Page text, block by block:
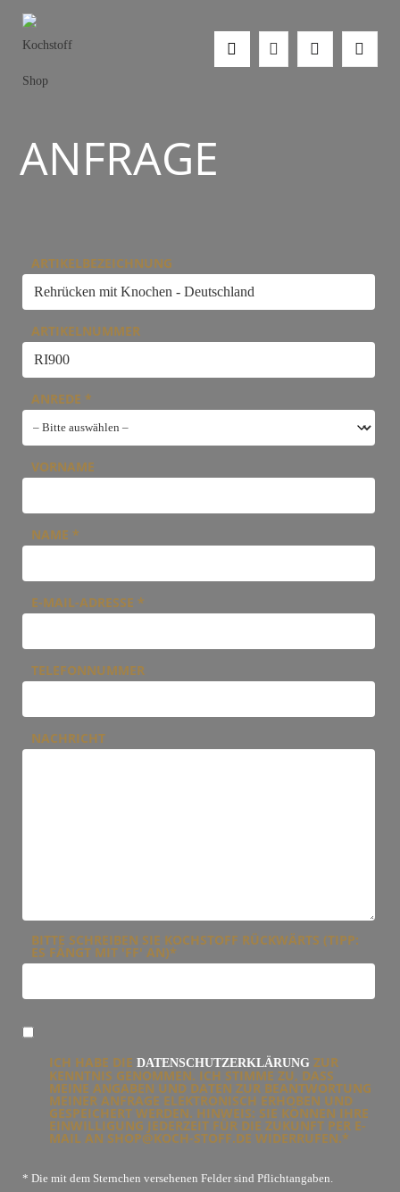
ANFRAGE
ARTIKELBEZEICHNUNG
ARTIKELNUMMER
ANREDE *
VORNAME
NAME *
E-MAIL-ADRESSE *
TELEFONNUMMER
NACHRICHT
BITTE SCHREIBEN SIE KOCHSTOFF RÜCKWÄRTS (TIPP:
ES FÄNGT MIT 'FF' AN)*
ICH HABE DIE DATENSCHUTZERKLÄRUNG ZUR
KENNTNIS GENOMMEN. ICH STIMME ZU, DASS
MEINE ANGABEN UND DATEN ZUR BEANTWORTUNG
MEINER ANFRAGE ELEKTRONISCH ERHOBEN UND
GESPEICHERT WERDEN. HINWEIS: SIE KÖNNEN IHRE
EINWILLIGUNG JEDERZEIT FÜR DIE ZUKUNFT PER E-
MAIL AN SHOP@KOCH-STOFF.DE WIDERRUFEN.*
* Die mit dem Sternchen versehenen Felder sind Pflichtangaben.